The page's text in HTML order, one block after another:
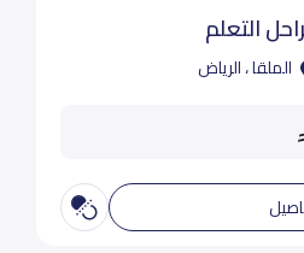
التعلم
الملقا ، الرياض